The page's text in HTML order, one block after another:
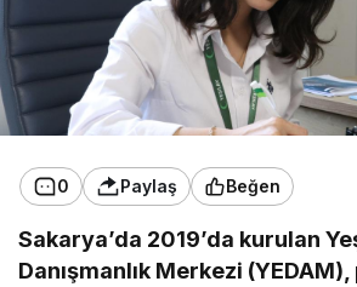
0 Paylaş Beğen
Sakarya’da 2019’da kurulan
Danışmanlık Merkezi